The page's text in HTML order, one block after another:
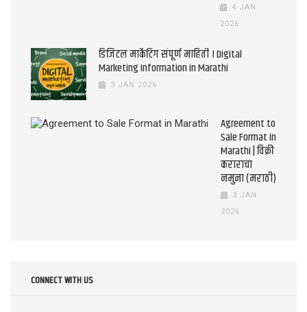
4 JAN
2026
डिजिटल मार्केटिंग संपूर्ण माहिती । Digital
Marketing Information in Marathi
3 JAN 2026
Agreement to
Sale Format in
Marathi | विक्री
कराराचा
नमुना (मराठी)
3 JAN
2026
CONNECT WITH US